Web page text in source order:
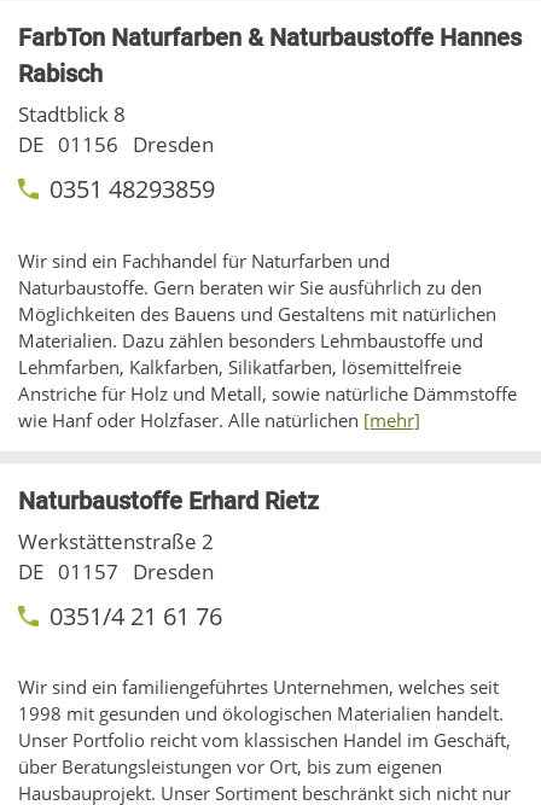
FarbTon Naturfarben & Naturbaustoffe Hannes
Rabisch
Stadtblick 8
DE 01156 Dresden
0351 48293859
Wir sind ein Fachhandel für Naturfarben und
Naturbaustoffe. Gern beraten wir Sie ausführlich zu den
Möglichkeiten des Bauens und Gestaltens mit natürlichen
Materialien. Dazu zählen besonders Lehmbaustoffe und
Lehmfarben, Kalkfarben, Silikatfarben, lösemittelfreie
Anstriche für Holz und Metall, sowie natürliche Dämmstoffe
wie Hanf oder Holzfaser. Alle natürlichen [mehr]
Naturbaustoffe Erhard Rietz
Werkstättenstraße 2
DE 01157 Dresden
0351/4 21 61 76
Wir sind ein familiengeführtes Unternehmen, welches seit
1998 mit gesunden und ökologischen Materialien handelt.
Unser Portfolio reicht vom klassischen Handel im Geschäft,
über Beratungsleistungen vor Ort, bis zum eigenen
Hausbauprojekt. Unser Sortiment beschränkt sich nicht nur